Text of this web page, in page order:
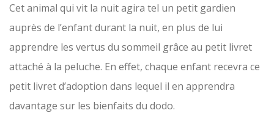
Cet animal qui vit la nuit agira tel un petit gardien
auprès de l’enfant durant la nuit, en plus de lui
apprendre les vertus du sommeil grâce au petit livret
attaché à la peluche. En effet, chaque enfant recevra ce
petit livret d’adoption dans lequel il en apprendra
davantage sur les bienfaits du dodo.